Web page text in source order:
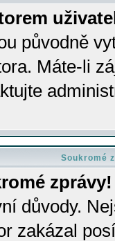
původně
Máte-li
Soukromé
zprávy!
důvody.
zakázal